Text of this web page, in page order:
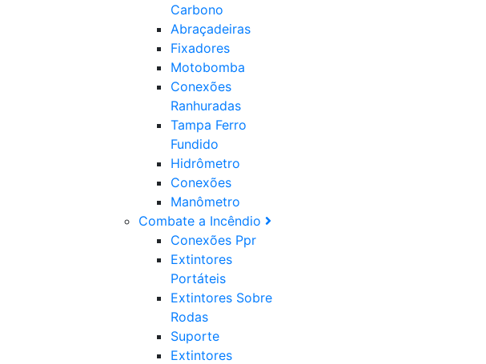
Carbono
Abraçadeiras
Fixadores
Motobomba
Conexões
Ranhuradas
Tampa Ferro
Fundido
Hidrômetro
Conexões
Manômetro
Combate a Incêndio
Conexões Ppr
Extintores
Portáteis
Extintores Sobre
Rodas
Suporte
Extintores